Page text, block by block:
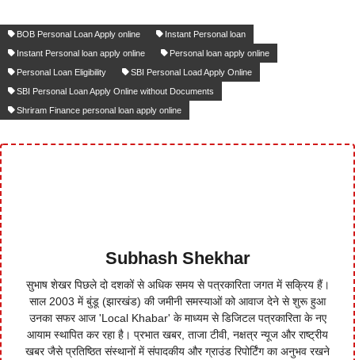
BOB Personal Loan Apply online
Instant Personal loan
Instant Personal loan apply online
Personal loan apply online
Personal Loan Eligibility
SBI Personal Load Apply Online
SBI Personal Loan Apply Online without Documents
Shriram Finance personal loan apply online
Subhash Shekhar
सुभाष शेखर पिछले दो दशकों से अधिक समय से पत्रकारिता जगत में सक्रिय हैं।
साल 2003 में बुंडू (झारखंड) की जमीनी समस्याओं को आवाज देने से शुरू हुआ
उनका सफर आज 'Local Khabar' के माध्यम से डिजिटल पत्रकारिता के नए
आयाम स्थापित कर रहा है। प्रभात खबर, ताजा टीवी, नक्षत्र न्यूज और राष्ट्रीय
खबर जैसे प्रतिष्ठित संस्थानों में संपादकीय और ग्राउंड रिपोर्टिंग का अनुभव रखने